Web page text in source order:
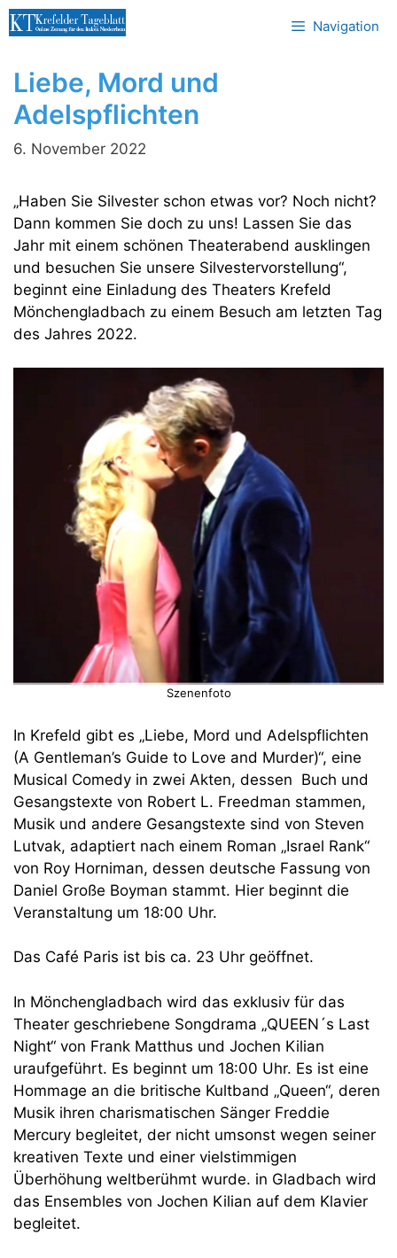
Zum
Inhalt
Navigation
Liebe, Mord und
Adelspflichten
6. November 2022
„Haben Sie Silvester schon etwas vor? Noch nicht?
Dann kommen Sie doch zu uns! Lassen Sie das
Jahr mit einem schönen Theaterabend ausklingen
und besuchen Sie unsere Silvestervorstellung“,
beginnt eine Einladung des Theaters Krefeld
Mönchengladbach zu einem Besuch am letzten Tag
des Jahres 2022.
Szenenfoto
In Krefeld gibt es „Liebe, Mord und Adelspflichten
(A Gentleman’s Guide to Love and Murder)“, eine
Musical Comedy in zwei Akten, dessen Buch und
Gesangstexte von Robert L. Freedman stammen,
Musik und andere Gesangstexte sind von Steven
Lutvak, adaptiert nach einem Roman „Israel Rank“
von Roy Horniman, dessen deutsche Fassung von
Daniel Große Boyman stammt. Hier beginnt die
Veranstaltung um 18:00 Uhr.
Das Café Paris ist bis ca. 23 Uhr geöffnet.
In Mönchengladbach wird das exklusiv für das
Theater geschriebene Songdrama „QUEEN´s Last
Night“ von Frank Matthus und Jochen Kilian
uraufgeführt. Es beginnt um 18:00 Uhr. Es ist eine
Hommage an die britische Kultband „Queen“, deren
Musik ihren charismatischen Sänger Freddie
Mercury begleitet, der nicht umsonst wegen seiner
kreativen Texte und einer vielstimmigen
Überhöhung weltberühmt wurde. in Gladbach wird
das Ensembles von Jochen Kilian auf dem Klavier
begleitet.